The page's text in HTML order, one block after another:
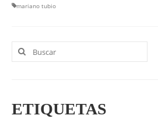
mariano tubio
Buscar
por:
ETIQUETAS